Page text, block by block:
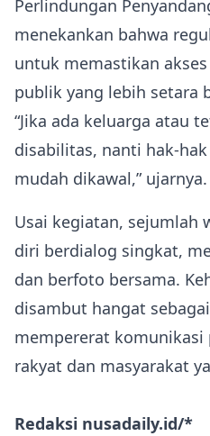
Perlindungan
menekankan bahwa
untuk memastikan
publik yang lebih setara
“Jika ada keluarga atau
disabilitas, nanti hak-
mudah dikawal,” ujarnya.
Usai kegiatan, sejumlah
diri berdialog singkat,
dan berfoto bersama.
disambut hangat
mempererat
rakyat dan masyarakat
Redaksi nusadaily.id/*